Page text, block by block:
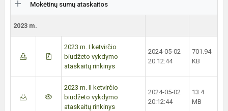
Mokėtinų sumų ataskaitos
2023 m.
2023 m. I ketvirčio
biudžeto vykdymo
ataskaitų rinkinys
2024-05-02
20:12:44
701.94
KB
2023 m. II ketvirčio
biudžeto vykdymo
ataskaitų rinkinys
2024-05-02
20:12:44
13.4
MB